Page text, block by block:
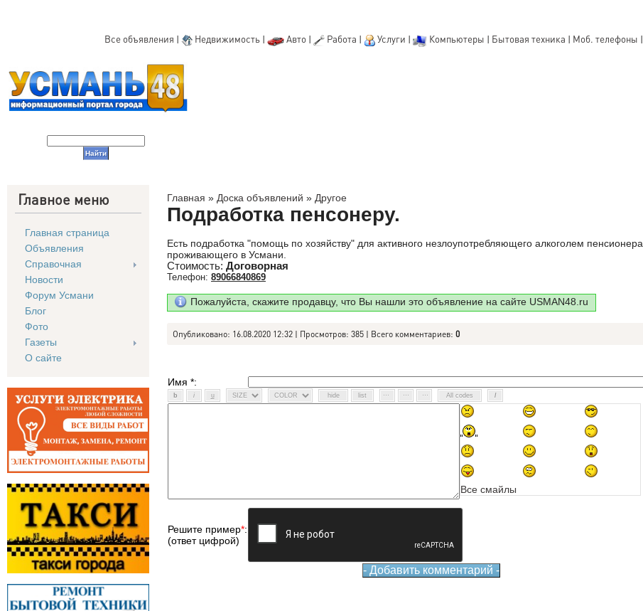
Все объявления | Недвижимость | Авто| Работа | Услуги | Компьютеры | Бытовая техника | Моб. телефоны |
Главное меню
Главная страница
Объявления
Справочная
Новости
Форум Усмани
Блог
Фото
Газеты
О сайте
Главная » Доска объявлений » Другое
Подработка пенсонеру.
Есть подработка "помощь по хозяйству" для активного незлоупотребляющего алкоголем пенсионера,
проживающего в Усмани.
Стоимость: Договорная
Телефон: 89066840869
Пожалуйста, скажите продавцу, что Вы нашли это объявление на сайте USMAN48.ru
Опубликовано: 16.08.2020 12:32 | Просмотров: 385 | Всего комментариев: 0
Имя *:
Все смайлы
Решите пример*:
(ответ цифрой)